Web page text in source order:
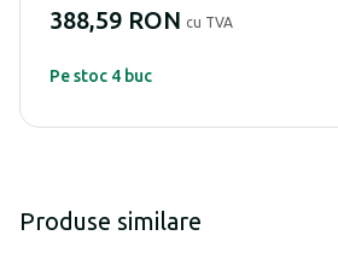
388,59 RON cu TVA
Pe stoc 4 buc
Produse similare